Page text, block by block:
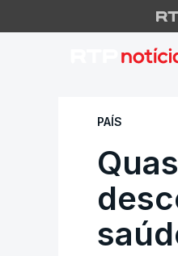
PAÍS